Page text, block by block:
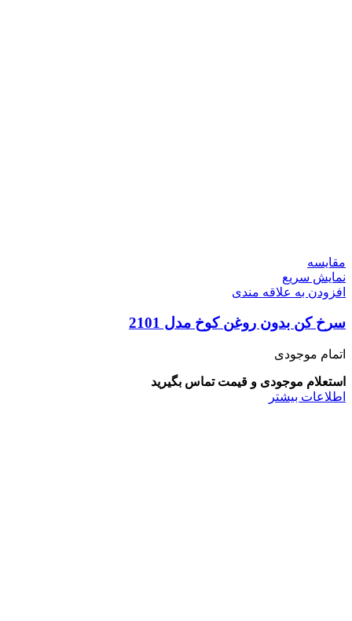
مقايسه
نمایش سریع
افزودن به علاقه مندی
سرخ کن بدون روغن کوخ مدل 2101
اتمام موجودی
استعلام موجودی و قیمت تماس بگیرید
اطلاعات بیشتر